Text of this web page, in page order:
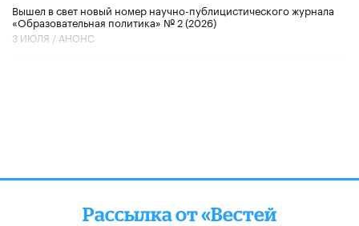
Вышел в свет новый номер научно-публицистического журнала
«Образовательная политика» № 2 (2026)
3 ИЮЛЯ / АНОНС
Рассылка от «Вестей